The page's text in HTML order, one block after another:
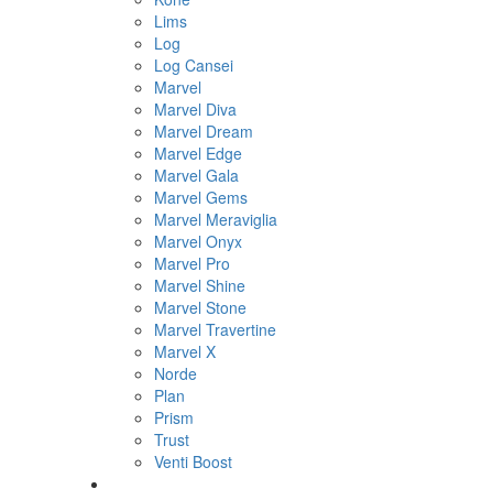
Lims
Log
Log Cansei
Marvel
Marvel Diva
Marvel Dream
Marvel Edge
Marvel Gala
Marvel Gems
Marvel Meraviglia
Marvel Onyx
Marvel Pro
Marvel Shine
Marvel Stone
Marvel Travertine
Marvel X
Norde
Plan
Prism
Trust
Venti Boost